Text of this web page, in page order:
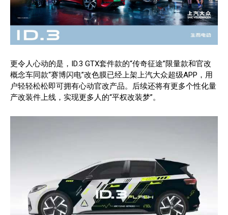
更令人心动的是，ID.3 GTX套件款的“传奇征途”限量款和官改
概念车同款“赛博闪电”改色膜已经上架上汽大众超级APP，用
户轻轻松松即可拥有心动官改产品。后续还将有更多个性化量
产改装件上线，实现更多人的“平权改装梦”。